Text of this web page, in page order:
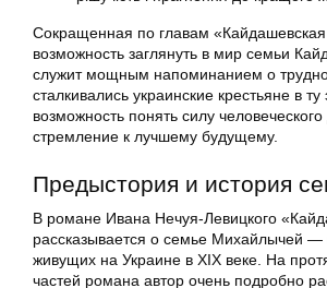
Сокращенная по главам
возможность заглянуть в мир семьи
служит мощным напоминанием о
сталкивались украинские крестьяне в ту
возможность понять силу человеческого
стремление к лучшему будущему.
Предыстория и история
В романе Ивана Нечуя-Левицкого
рассказывается о семье Михайлычей —
живущих на Украине в XIX веке. На
частей романа автор очень подробно